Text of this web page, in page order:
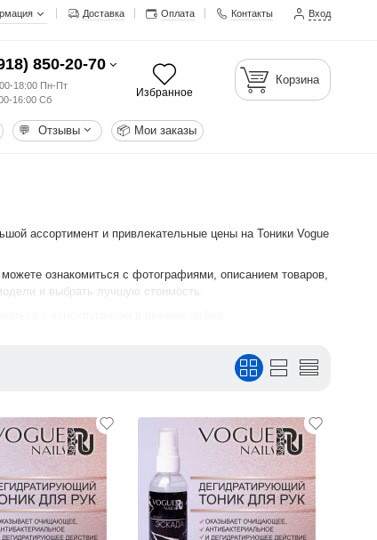
Доставка Оплата Контакты Вход
850-20-70
18:00 Пн-Пт
16:00 Сб
Избранное
Корзина
💬 Отзывы 📦 Мои заказы
ассортимент и привлекательные цены на Тоники Vogue
ознакомиться с фотографиями, описанием товаров,
и выбрать лучшую стоимость.
с консультантом в режиме on-line.